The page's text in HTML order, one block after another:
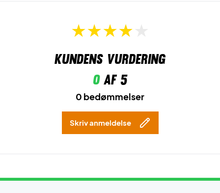
Kundens vurdering
0af 5
0 bedømmelser
Skriv anmeldelse